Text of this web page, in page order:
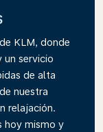
KLM, donde
un servicio
de alta
nuestra
relajación.
hoy mismo y